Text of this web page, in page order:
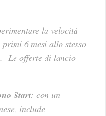
la velocità
6 mesi allo stesso
Le offerte di lancio
Start: con un
include